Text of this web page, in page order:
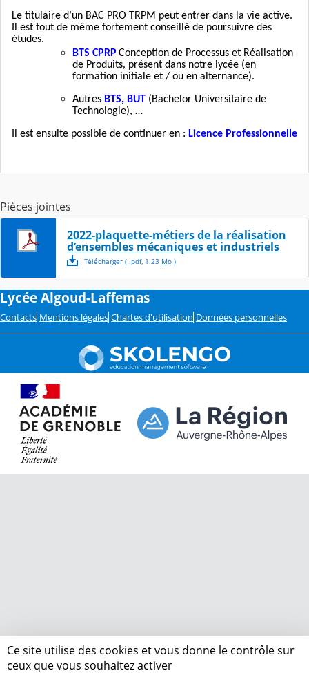
Le titulaire d’un BAC PRO TRPM peut entrer dans la vie active.
Il est tout de même fortement conseillé de poursuivre des
études.
BTS CPRP Conception de Processus et Réalisation
de Produits, présent dans notre lycée (en
formation initiale et / ou en alternance).
Autres BTS, BUT (Bachelor Universitaire de
Technologie), …
Il est ensuite possible de continuer en : Licence Professionnelle
Pièces jointes
2022-plaquette-métiers de la réalisation
d’ensembles mécaniques et industriels
Télécharger( .pdf, 1.23 Mo)
Lycée Algoud-Laffemas
Contacts Mentions légales Chartes d'utilisation Données personnelles
Ce site utilise des cookies et vous donne le contrôle sur
ceux que vous souhaitez activer